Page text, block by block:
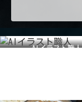
AIイラスト職人